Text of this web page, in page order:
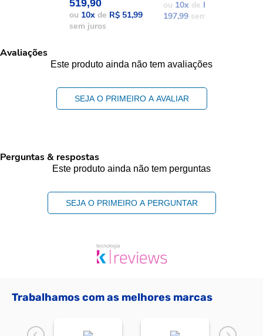
519,90
ou 10xde R$ 51,99
sem juros
ou 10xde R$
197,99sem juros
Avaliações
Este produto ainda não tem avaliações
SEJA O PRIMEIRO A AVALIAR
Perguntas & respostas
Este produto ainda não tem perguntas
SEJA O PRIMEIRO A PERGUNTAR
Trabalhamos com as melhores marcas